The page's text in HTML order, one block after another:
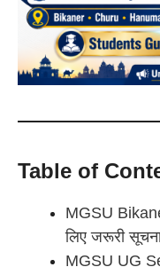
Table of
MGSU
लिए जरूरी
MGSU UG